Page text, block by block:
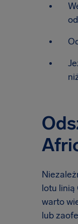
lotu linią
warto
lub